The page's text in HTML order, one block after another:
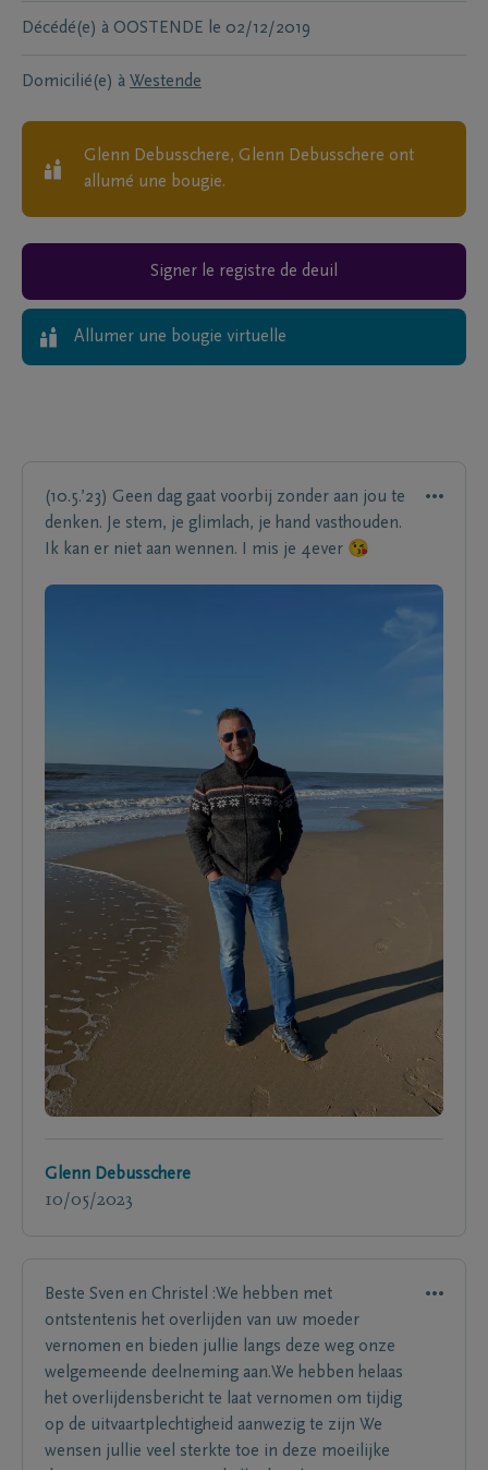
Décédé(e) à OOSTENDE le 02/12/2019
Domicilié(e) à Westende
Glenn Debusschere, Glenn Debusschere ont
allumé une bougie.
Signer le registre de deuil
Allumer une bougie virtuelle
(10.5.’23) Geen dag gaat voorbij zonder aan jou te
denken. Je stem, je glimlach, je hand vasthouden.
Ik kan er niet aan wennen. I mis je 4ever 😘
Glenn Debusschere
10/05/2023
Beste Sven en Christel :We hebben met
ontstentenis het overlijden van uw moeder
vernomen en bieden jullie langs deze weg onze
welgemeende deelneming aan.We hebben helaas
het overlijdensbericht te laat vernomen om tijdig
op de uitvaartplechtigheid aanwezig te zijn We
wensen jullie veel sterkte toe in deze moeilijke